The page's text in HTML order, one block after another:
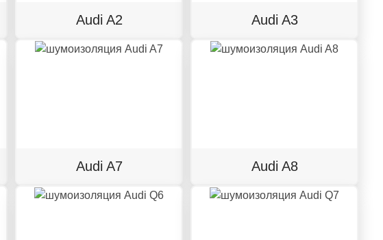
Audi A2 Audi A3
Audi A7 Audi A8